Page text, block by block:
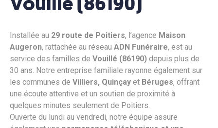
Installée au 29 route de Poitiers, l’agence Maison
Augeron, rattachée au réseau ADN Funéraire, est au
service des familles de Vouillé (86190) depuis plus de
30 ans. Notre entreprise familiale rayonne également sur
les communes de Villiers, Quinçay et Béruges, offrant
une écoute attentive et un soutien de proximité à
quelques minutes seulement de Poitiers.
Ouverte du lundi au vendredi, notre équipe assure